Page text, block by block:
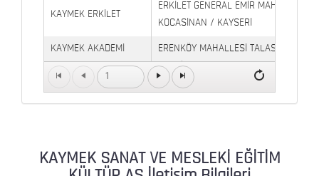
KAYMEK ERKİLET
ERKİLET GENERAL EMİR MAH.
KOCASİNAN / KAYSERİ
KAYMEK AKADEMİ
ERENKÖY MAHALLESİ TALAS
Petrol Yanı) TALAS / KAYSERİ
Kaymek Köşk Sosyal
Köşk Mahallesi, Orgeneral Eşref Bitlis
MELİKGAZİ / KAYSERİ
1
KAYMEK SANAT VE MESLEKİ EĞİTİM